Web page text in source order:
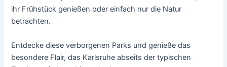
ihr Frühstück genießen oder einfach nur die Natur
betrachten.
Entdecke diese verborgenen Parks und genieße das
besondere Flair, das Karlsruhe abseits der typischen